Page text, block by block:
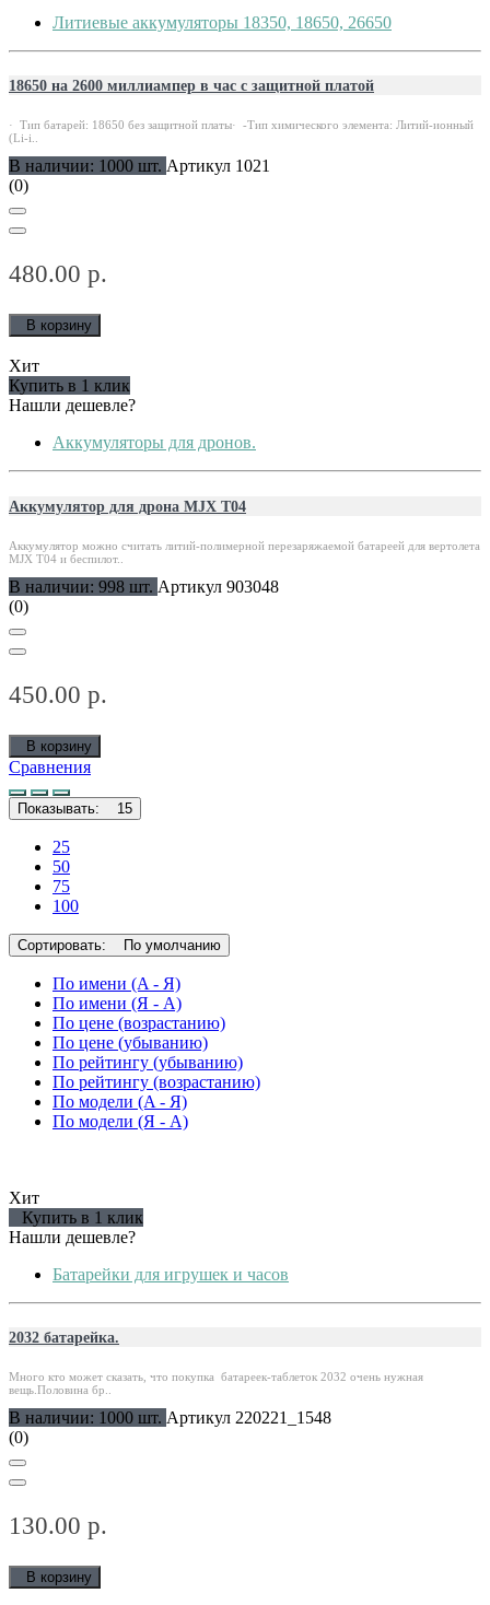
Литиевые аккумуляторы 18350, 18650, 26650
18650 на 2600 миллиампер в час с защитной платой
· Тип батарей: 18650 без защитной платы· -Тип химического элемента: Литий-ионный
(Li-i..
В наличии: 1000 шт. Артикул 1021
(0)
480.00 р.
В корзину
Хит
Купить в 1 клик
Нашли дешевле?
Аккумуляторы для дронов.
Аккумулятор для дрона MJX T04
Аккумулятор можно считать литий-полимерной перезаряжаемой батареей для вертолета
MJX T04 и беспилот..
В наличии: 998 шт. Артикул 903048
(0)
450.00 р.
В корзину
Сравнения
Показывать: 15
25
50
75
100
Сортировать: По умолчанию
По имени (A - Я)
По имени (Я - A)
По цене (возрастанию)
По цене (убыванию)
По рейтингу (убыванию)
По рейтингу (возрастанию)
По модели (A - Я)
По модели (Я - A)
Хит
Купить в 1 клик
Нашли дешевле?
Батарейки для игрушек и часов
2032 батарейка.
Много кто может сказать, что покупка батареек-таблеток 2032 очень нужная
вещь.Половина бр..
В наличии: 1000 шт. Артикул 220221_1548
(0)
130.00 р.
В корзину